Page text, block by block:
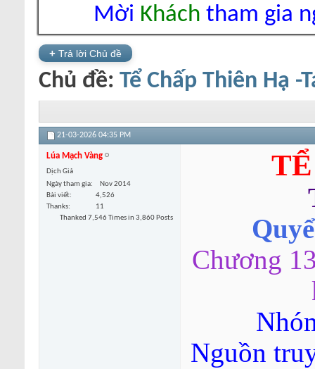
Mời Khách tham gia
+ Trả lời Chủ đề
Chủ đề: Tể Chấp Thiên Hạ -
21-03-2026 04:35 PM
Lúa Mạch Vàng
Dịch Giả
Ngày tham gia
Nov 2014
Bài viết
4,526
Thanks
11
Thanked 7,546 Times in 3,860 Posts
Chương
Nguồn